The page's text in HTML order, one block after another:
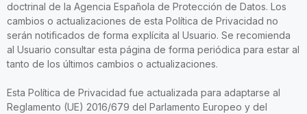
doctrinal de la Agencia Española de Protección de Datos. Los
cambios o actualizaciones de esta Política de Privacidad no
serán notificados de forma explícita al Usuario. Se recomienda
al Usuario consultar esta página de forma periódica para estar al
tanto de los últimos cambios o actualizaciones.
Esta Política de Privacidad fue actualizada para adaptarse al
Reglamento (UE) 2016/679 del Parlamento Europeo y del